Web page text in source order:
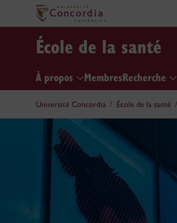
École de la santé
À propos MembresRecherche
Université Concordia École de la santé